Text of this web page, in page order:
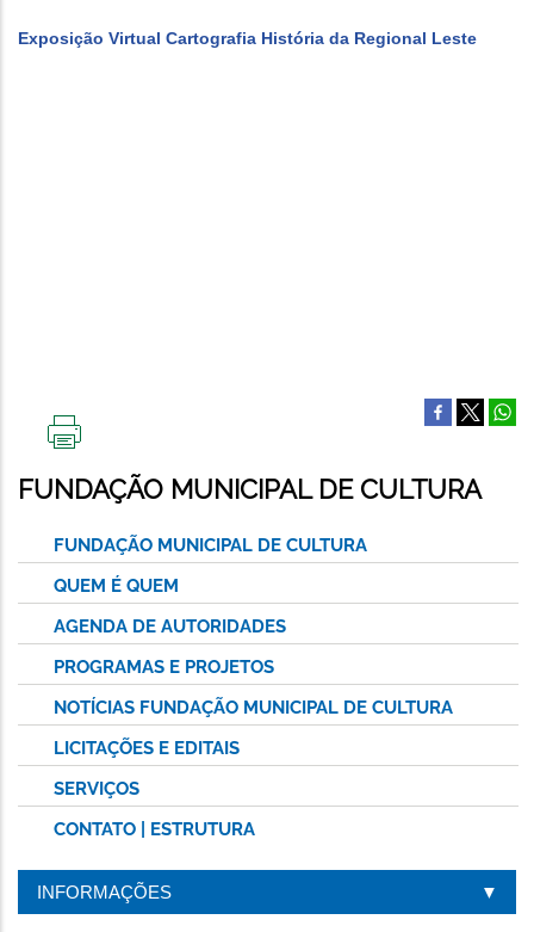
Exposição Virtual Cartografia História da Regional Leste
ESTA
PÁGINA
FUNDAÇÃO MUNICIPAL DE CULTURA
FUNDAÇÃO MUNICIPAL DE CULTURA
QUEM É QUEM
AGENDA DE AUTORIDADES
PROGRAMAS E PROJETOS
NOTÍCIAS FUNDAÇÃO MUNICIPAL DE CULTURA
LICITAÇÕES E EDITAIS
SERVIÇOS
CONTATO | ESTRUTURA
INFORMAÇÕES